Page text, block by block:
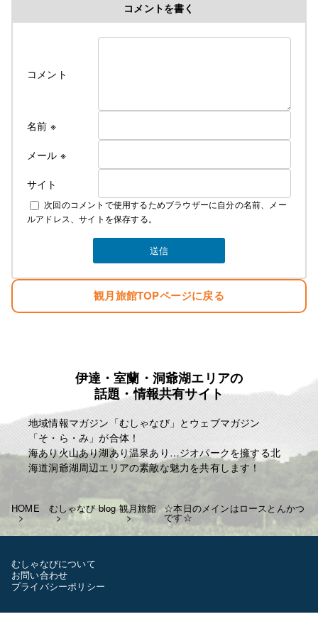
令和８年各部屋エアコン導入により
なお、詳しいご料金につきましては
下記にて説明しております
素泊まり ￥4000 税込み ￥4400
夕食 ￥1300 税込み ￥1430
朝食 ￥700 税込み ￥770
お弁当 ￥750 税込み ￥825
例として
一泊三食 ￥6750 税込み ￥7425
一泊二食 ￥6000 税込み ￥6600
一泊夕食 ￥5300 税込み ￥5830
一泊朝食 ￥4700 税込み ￥5170
となります
よろしくお願いいたします！
✩相部屋の際はお一人につき-200￥
します
ございません
お客様のご利用お待ちしています
コメントを書く
コメント
名前 ※
メール ※
サイト
次回のコメントで使用するためブラウザーに自分の名前、メー
ルアドレス、サイトを保存する。
観月旅館TOPページに戻る
伊達・室蘭・洞爺湖エリアの
話題・情報共有サイト
地域情報マガジン「むしゃなび」とウェブマガジン
「そ・ら・み」が合体！
海あり火山あり湖あり温泉あり…ジオパークを擁する北
海道洞爺湖周辺エリアの素敵な魅力を共有します！
HOME むしゃなび blog 観月旅館 ☆本日のメインはロースとんかつ
です☆
むしゃなびについて
お問い合わせ
プライバシーポリシー